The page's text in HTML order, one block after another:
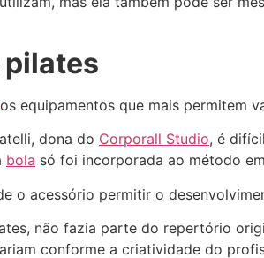
pilates
equipamentos que mais permitem
dona do Corporall Studio, é
bola só foi incorporada ao método
o acessório permitir o
não fazia parte do repertório
conforme a criatividade do